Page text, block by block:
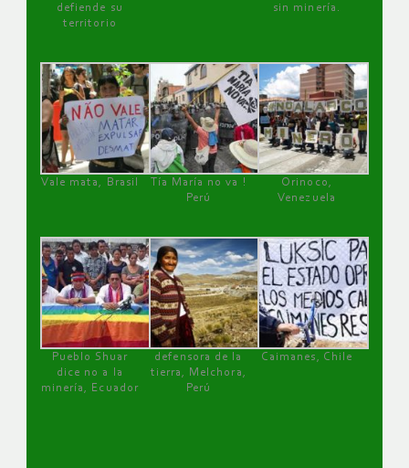
defiende su
territorio
sin minería.
Vale mata, Brasil
Tía María no va !
Perú
Orinoco,
Venezuela
Pueblo Shuar
dice no a la
minería, Ecuador
defensora de la
tierra, Melchora,
Perú
Caimanes, Chile